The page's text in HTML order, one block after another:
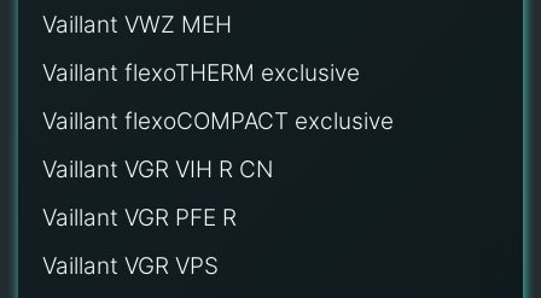
Vaillant VWZ MEH
Vaillant flexoTHERM exclusive
Vaillant flexoCOMPACT exclusive
Vaillant VGR VIH R CN
Vaillant VGR PFE R
Vaillant VGR VPS